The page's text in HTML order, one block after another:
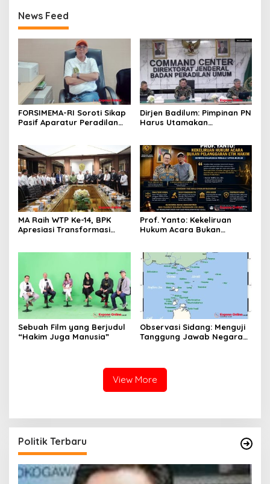
News Feed
FORSIMEMA-RI Soroti Sikap
Pasif Aparatur Peradilan
Citra Lembaga
Dirjen Badilum: Pimpinan PN
Harus Utamakan
MA Raih WTP Ke-14, BPK
Apresiasi Transformasi
Prof. Yanto: Kekeliruan
Hukum Acara Bukan
Upaya Hukum
Sebuah Film yang Berjudul
“Hakim Juga Manusia”
Observasi Sidang: Menguji
Tanggung Jawab Negara
View More
Politik Terbaru